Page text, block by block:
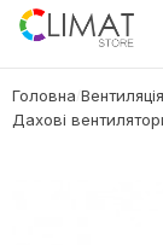
Головна Вентиляція
Дахові